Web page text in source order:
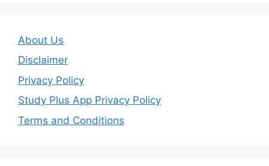
About Us
Disclaimer
Privacy Policy
Study Plus App Privacy Policy
Terms and Conditions